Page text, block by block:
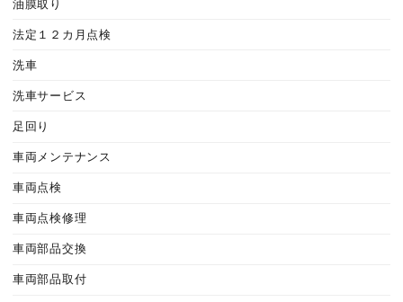
油膜取り
法定１２カ月点検
洗車
洗車サービス
足回り
車両メンテナンス
車両点検
車両点検修理
車両部品交換
車両部品取付